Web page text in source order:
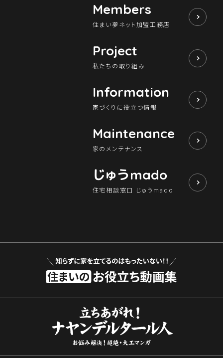
Members
住まい夢ネット加盟工務店
Project
私たちの取り組み
Information
家づくりに役立つ情報
Maintenance
家のメンテナンス
じゅうmado
住宅相談窓口 じゅうmado